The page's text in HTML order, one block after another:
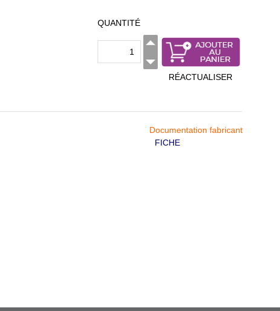
QUANTITÉ
RÉACTUALISER
Documentation fabricant
FICHE